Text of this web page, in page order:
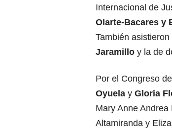
Internacional de
Olarte-Bacares y
También
Jaramillo y la de
Por el Congreso
Oyuela y Gloria
Mary Anne
Altamiranda y